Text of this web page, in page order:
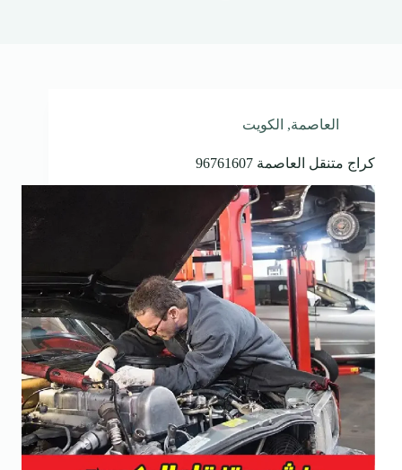
العاصمة, الكويت
كراج متنقل العاصمة 96761607